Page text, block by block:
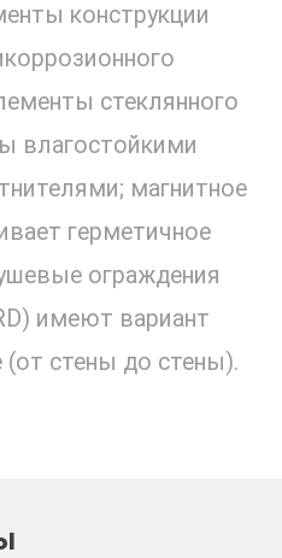
конструкции
стеклянного
влагостойкими
магнитное
герметичное
ограждения
имеют вариант
стены до стены).